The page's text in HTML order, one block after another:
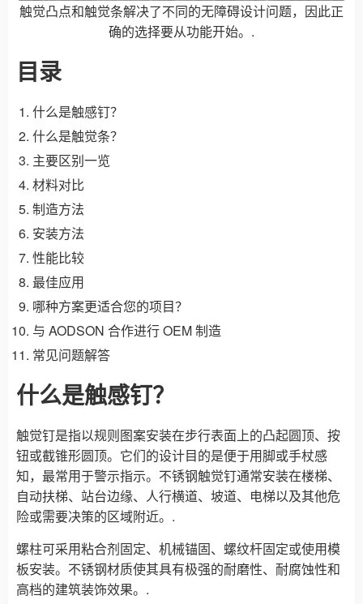
触觉凸点和触觉条解决了不同的无障碍设计问题，因此正
确的选择要从功能开始。.
目录
什么是触感钉？
什么是触觉条？
主要区别一览
材料对比
制造方法
安装方法
性能比较
最佳应用
哪种方案更适合您的项目？
与 AODSON 合作进行 OEM 制造
常见问题解答
什么是触感钉？
触觉钉是指以规则图案安装在步行表面上的凸起圆顶、按
钮或截锥形圆顶。它们的设计目的是便于用脚或手杖感
知，最常用于警示指示。不锈钢触觉钉通常安装在楼梯、
自动扶梯、站台边缘、人行横道、坡道、电梯以及其他危
险或需要决策的区域附近。.
螺柱可采用粘合剂固定、机械锚固、螺纹杆固定或使用模
板安装。不锈钢材质使其具有极强的耐磨性、耐腐蚀性和
高档的建筑装饰效果。.